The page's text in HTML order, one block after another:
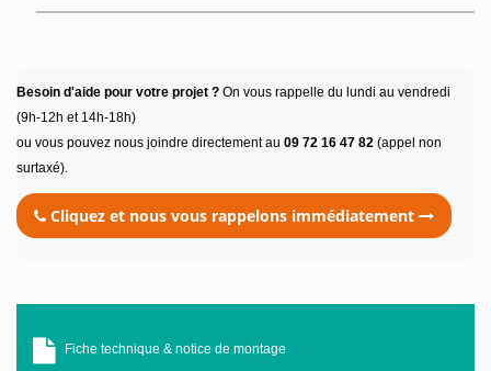
Besoin d'aide pour votre projet ? On vous rappelle du lundi au vendredi
(9h-12h et 14h-18h)
ou vous pouvez nous joindre directement au 09 72 16 47 82 (appel non
surtaxé).
Cliquez et nous vous rappelons immédiatement
Fiche technique & notice de montage